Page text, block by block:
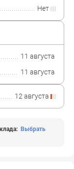
11 августа
11 августа
12 августа
Нет
: Выбрать